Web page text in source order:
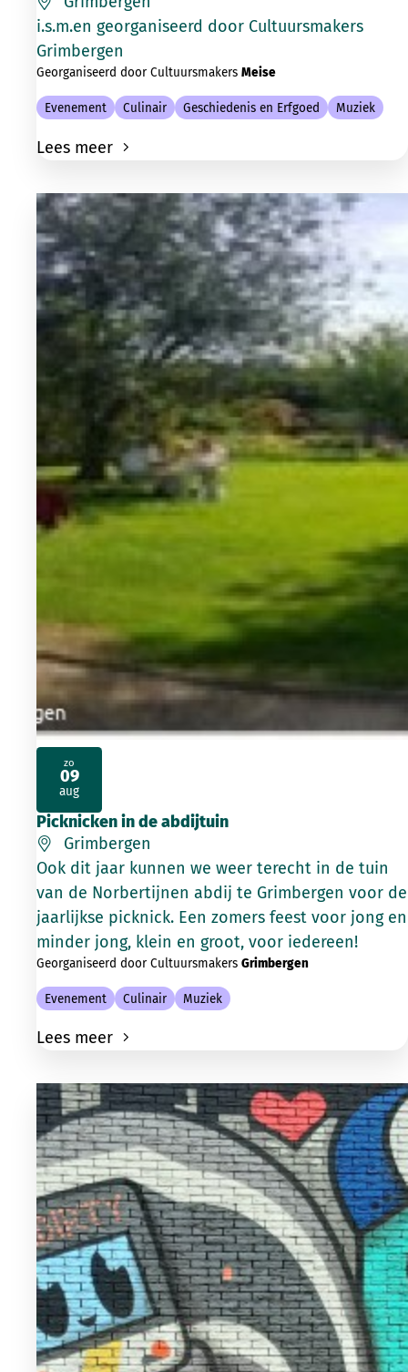
i.s.m.en georganiseerd door Cultuursmakers
Grimbergen
Georganiseerd door Cultuursmakers Meise
Evenement Culinair Geschiedenis en Erfgoed Muziek
Lees meer
Picknicken in de abdijtuin
Grimbergen
Ook dit jaar kunnen we weer terecht in de tuin
van de Norbertijnen abdij te Grimbergen voor de
jaarlijkse picknick. Een zomers feest voor jong en
minder jong, klein en groot, voor iedereen!
Georganiseerd door Cultuursmakers Grimbergen
Evenement Culinair Muziek
Lees meer
zo
09
aug
2026